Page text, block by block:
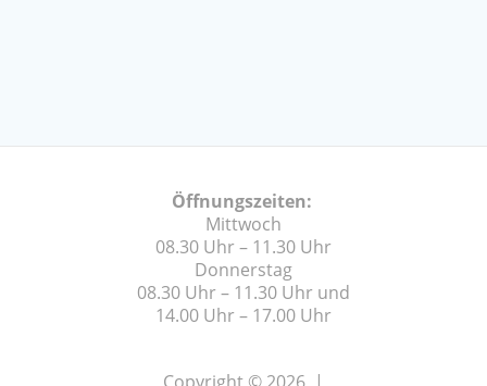
Öffnungszeiten:
Mittwoch
08.30 Uhr – 11.30 Uhr
Donnerstag
08.30 Uhr – 11.30 Uhr und
14.00 Uhr – 17.00 Uhr